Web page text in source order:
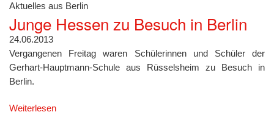
Aktuelles aus Berlin
Junge Hessen zu Besuch in Berlin
24.06.2013
Vergangenen Freitag waren Schülerinnen und Schüler der
Gerhart-Hauptmann-Schule aus Rüsselsheim zu Besuch in
Berlin.
Weiterlesen